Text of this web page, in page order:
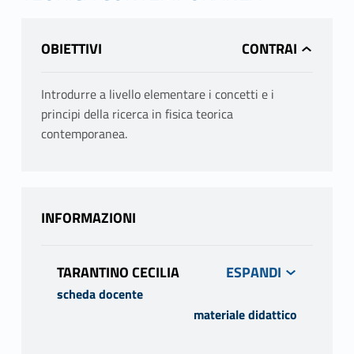
OBIETTIVI
Introdurre a livello elementare i concetti e i
principi della ricerca in fisica teorica
contemporanea.
INFORMAZIONI
TARANTINO CECILIA
scheda docente
materiale didattico